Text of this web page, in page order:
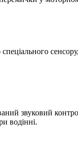
звуковий
водінні.